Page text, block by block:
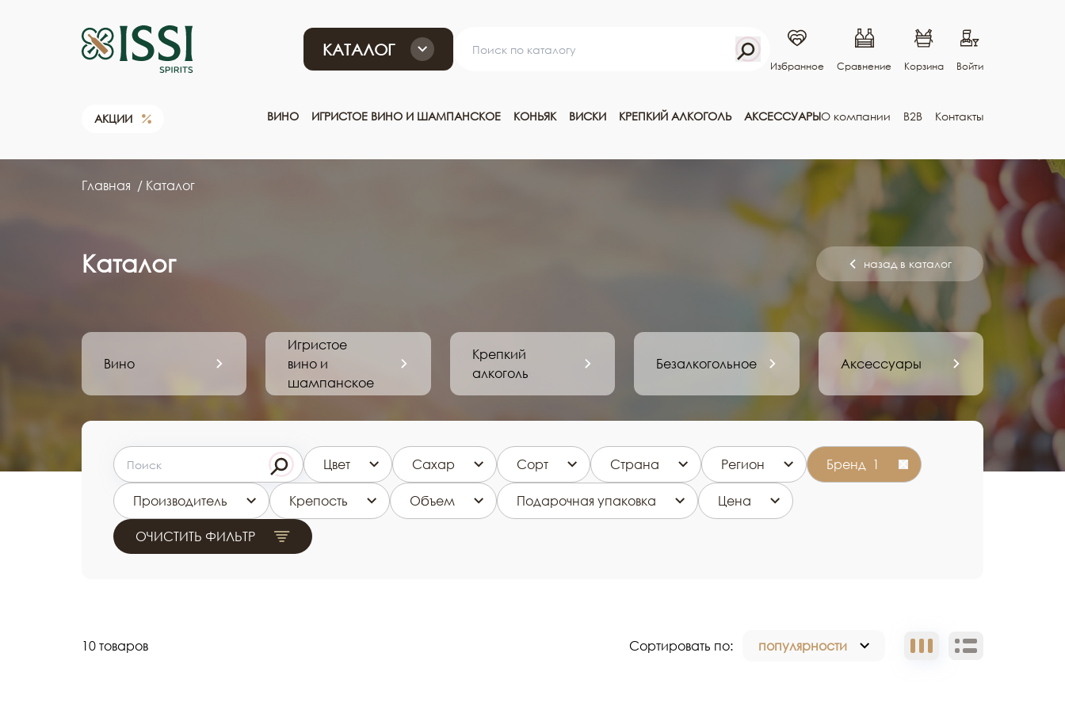
КАТАЛОГ
Избранное Сравнение Корзина Войти
АКЦИИ ВИНО ИГРИСТОЕ ВИНО И ШАМПАНСКОЕ КОНЬЯК ВИСКИ КРЕПКИЙ АЛКОГОЛЬ АКСЕССУАРЫО компании B2B Контакты
Главная Каталог
Каталог назад в каталог
Вино
Игристое
вино и
шампанское
Крепкий
алкоголь
Безалкогольное Аксессуары
Цвет Сахар Сорт Страна Регион Бренд 1
Производитель Крепость Объем Подарочная упаковка Цена
ОЧИСТИТЬ ФИЛЬТР
10 товаров Сортировать по: популярности